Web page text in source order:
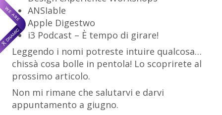
ANSIable
Apple Digestwo
i3 Podcast – È tempo di girare!
Leggendo i nomi potreste intuire qualcosa…
chissà cosa bolle in pentola! Lo scoprirete al
prossimo articolo.
Non mi rimane che salutarvi e darvi
appuntamento a giugno.